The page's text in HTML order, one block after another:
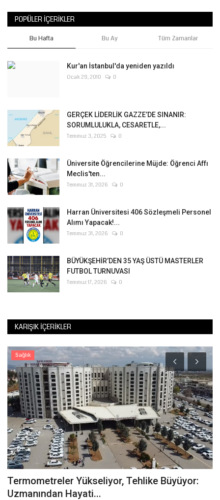
POPÜLER İÇERIKLER
Bu Hafta Bu Ay Tüm Zamanlar
Kur'an İstanbul'da yeniden yazıldı
Ocak 29, 2010 0
GERÇEK LİDERLİK GAZZE’DE SINANIR:
SORUMLULUKLA, CESARETLE,...
Temmuz 3, 2025 0
Üniversite Öğrencilerine Müjde: Öğrenci Affı
Meclis'ten...
Temmuz 31, 2026 0
Harran Üniversitesi 406 Sözleşmeli Personel
Alımı Yapacak!...
Temmuz 31, 2026 0
BÜYÜKŞEHİR’DEN 35 YAŞ ÜSTÜ MASTERLER
FUTBOL TURNUVASI
Temmuz 17, 2026 0
KARIŞIK İÇERIKLER
Sağlık
Termometreler Yükseliyor, Tehlike Büyüyor:
Uzmanından Hayati...